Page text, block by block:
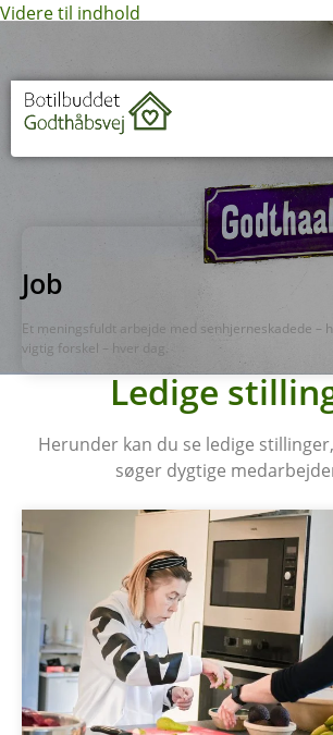
Videre til indhold
Job
Et meningsfuldt arbejde med senhjerneskadede –
vigtig forskel – hver dag.
Ledige
Herunder kan du se ledige
søger dygtige